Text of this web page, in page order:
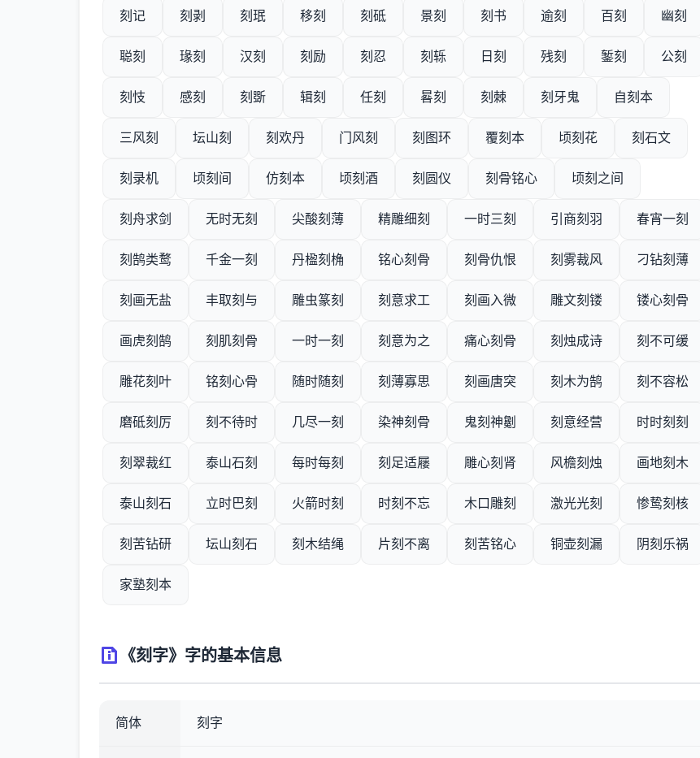
刻记 刻剥 刻珉 移刻 刻砥 景刻 刻书 逾刻 百刻 幽刻
聪刻 瑑刻 汉刻 刻励 刻忍 刻轹 日刻 残刻 錾刻 公刻
刻忮 感刻 刻斲 辑刻 任刻 晷刻 刻棘 刻牙鬼 自刻本
三风刻 坛山刻 刻欢丹 门风刻 刻图环 覆刻本 顷刻花 刻石文
刻录机 顷刻间 仿刻本 顷刻酒 刻圆仪 刻骨铭心 顷刻之间
刻舟求剑 无时无刻 尖酸刻薄 精雕细刻 一时三刻 引商刻羽 春宵一刻
刻鹄类鹜 千金一刻 丹楹刻桷 铭心刻骨 刻骨仇恨 刻雾裁风 刁钻刻薄
刻画无盐 丰取刻与 雕虫篆刻 刻意求工 刻画入微 雕文刻镂 镂心刻骨
画虎刻鹄 刻肌刻骨 一时一刻 刻意为之 痛心刻骨 刻烛成诗 刻不可缓
雕花刻叶 铭刻心骨 随时随刻 刻薄寡思 刻画唐突 刻木为鹄 刻不容松
磨砥刻厉 刻不待时 几尽一刻 染神刻骨 鬼刻神劖 刻意经营 时时刻刻
刻翠裁红 泰山石刻 每时每刻 刻足适屦 雕心刻肾 风檐刻烛 画地刻木
泰山刻石 立时巴刻 火箭时刻 时刻不忘 木口雕刻 激光光刻 惨鸷刻核
刻苦钻研 坛山刻石 刻木结绳 片刻不离 刻苦铭心 铜壶刻漏 阴刻乐祸
家塾刻本
《刻字》字的基本信息
简体 刻字